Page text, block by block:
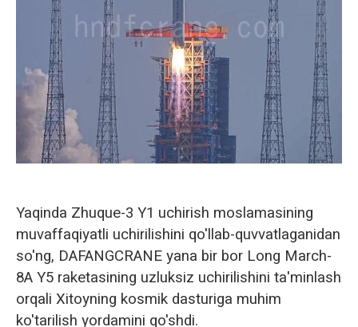
Yaqinda Zhuque-3 Y1 uchirish moslamasining
muvaffaqiyatli uchirilishini qo'llab-quvvatlaganidan
so'ng, DAFANGCRANE yana bir bor Long March-
8A Y5 raketasining uzluksiz uchirilishini ta'minlash
orqali Xitoyning kosmik dasturiga muhim
ko'tarilish yordamini qo'shdi.